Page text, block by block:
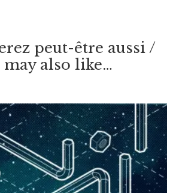
peut-être aussi /
may also like…